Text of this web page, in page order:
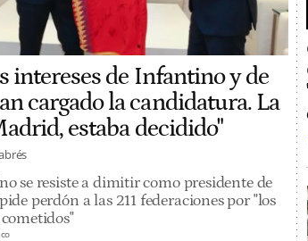
intereses de Infantino y de
cargado la candidatura. La
estaba decidido"
se resiste a dimitir como presidente de
perdón a las 211 federaciones por "los